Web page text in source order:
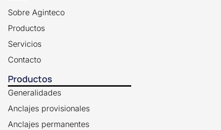
Sobre Aginteco
Productos
Servicios
Contacto
Productos
Generalidades
Anclajes provisionales
Anclajes permanentes